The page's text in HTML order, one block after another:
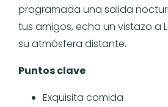
programada una salida
tus amigos, echa un vistazo a
su atmósfera distante.
Puntos clave
Exquisita comida